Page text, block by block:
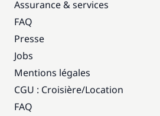
Assurance & services
FAQ
Presse
Jobs
Mentions légales
CGU : Croisière/Location
FAQ